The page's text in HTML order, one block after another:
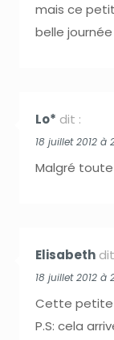
mais ce
belle journée
Lo* dit :
18 juillet 2012 à
Malgré
Elisabeth
18 juillet 2012 à
Cette petite
P.S: cela